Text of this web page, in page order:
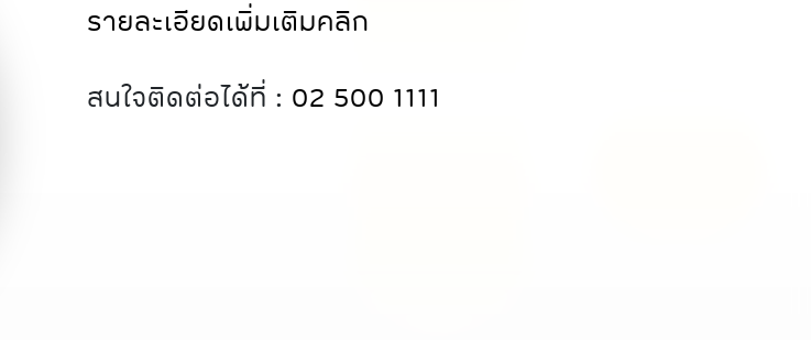
รายละเอียดเพิ่มเติมคลิก
สนใจติดต่อได้ที่ : 02 500 1111